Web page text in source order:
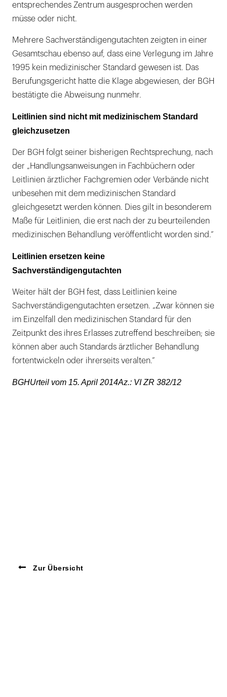
entsprechendes Zentrum ausgesprochen werden
müsse oder nicht.
Mehrere Sachverständigengutachten zeigten in einer
Gesamtschau ebenso auf, dass eine Verlegung im Jahre
1995 kein medizinischer Standard gewesen ist. Das
Berufungsgericht hatte die Klage abgewiesen, der BGH
bestätigte die Abweisung nunmehr.
Leitlinien sind nicht mit medizinischem Standard
gleichzusetzen
Der BGH folgt seiner bisherigen Rechtsprechung, nach
der „Handlungsanweisungen in Fachbüchern oder
Leitlinien ärztlicher Fachgremien oder Verbände nicht
unbesehen mit dem medizinischen Standard
gleichgesetzt werden können. Dies gilt in besonderem
Maße für Leitlinien, die erst nach der zu beurteilenden
medizinischen Behandlung veröffentlicht worden sind.“
Leitlinien ersetzen keine
Sachverständigengutachten
Weiter hält der BGH fest, dass Leitlinien keine
Sachverständigengutachten ersetzen. „Zwar können sie
im Einzelfall den medizinischen Standard für den
Zeitpunkt des ihres Erlasses zutreffend beschreiben; sie
können aber auch Standards ärztlicher Behandlung
fortentwickeln oder ihrerseits veralten.“
BGHUrteil vom 15. April 2014Az.: VI ZR 382/12
Zur Übersicht